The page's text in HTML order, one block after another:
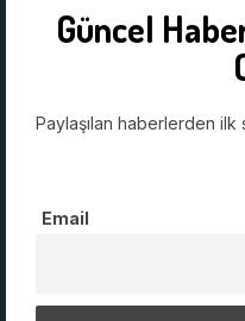
Güncel
Paylaşılan haberlerden ilk
Email